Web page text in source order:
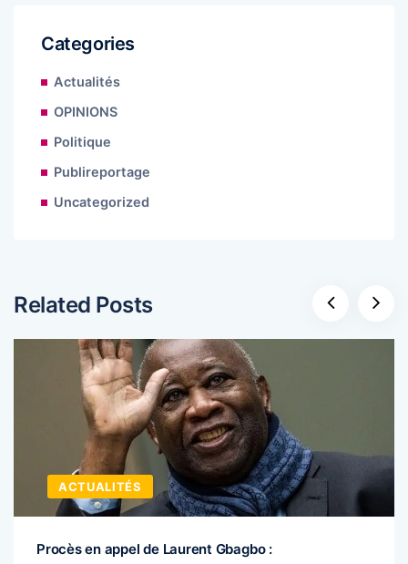
Categories
Actualités
OPINIONS
Politique
Publireportage
Uncategorized
Related Posts
ACTUALITÉS
Procès en appel de Laurent Gbagbo :